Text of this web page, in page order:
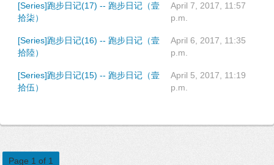
[Series]跑步日记(17) -- 跑步日记（壹
拾柒）
April 7, 2017, 11:57
p.m.
[Series]跑步日记(16) -- 跑步日记（壹
拾陸）
April 6, 2017, 11:35
p.m.
[Series]跑步日记(15) -- 跑步日记（壹
拾伍）
April 5, 2017, 11:19
p.m.
Page 1 of 1